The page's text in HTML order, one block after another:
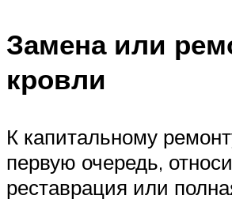
Замена или
кровли
К капитальному
первую очередь,
реставрация или